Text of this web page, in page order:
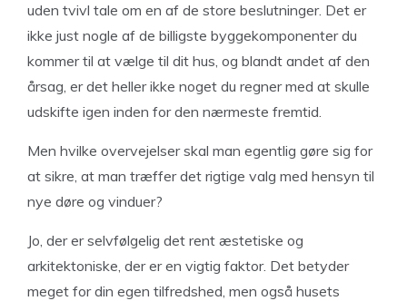
uden tvivl tale om en af de store beslutninger. Det er
ikke just nogle af de billigste byggekomponenter du
kommer til at vælge til dit hus, og blandt andet af den
årsag, er det heller ikke noget du regner med at skulle
udskifte igen inden for den nærmeste fremtid.
Men hvilke overvejelser skal man egentlig gøre sig for
at sikre, at man træffer det rigtige valg med hensyn til
nye døre og vinduer?
Jo, der er selvfølgelig det rent æstetiske og
arkitektoniske, der er en vigtig faktor. Det betyder
meget for din egen tilfredshed, men også husets